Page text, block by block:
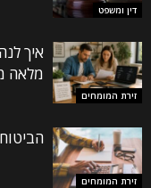
דין ומשפט
זירת המומחים
איך
מלאה
זירת המומחים